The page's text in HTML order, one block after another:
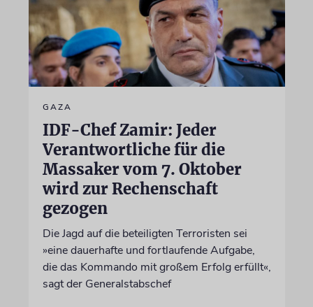
GAZA
IDF-Chef Zamir: Jeder
Verantwortliche für die
Massaker vom 7. Oktober
wird zur Rechenschaft
gezogen
Die Jagd auf die beteiligten Terroristen sei
»eine dauerhafte und fortlaufende Aufgabe,
die das Kommando mit großem Erfolg erfüllt«,
sagt der Generalstabschef